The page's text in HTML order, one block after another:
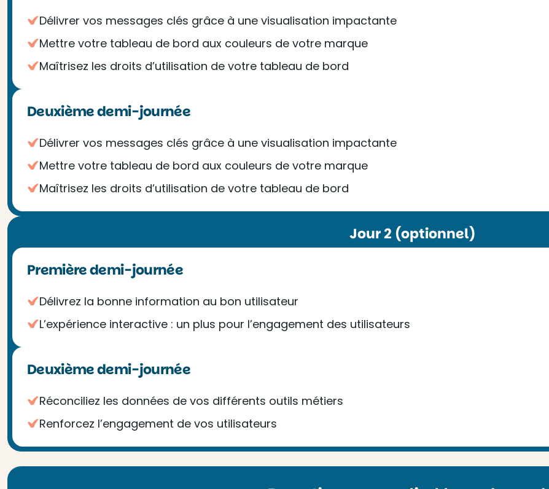
Délivrer vos messages clés grâce à une visualisation impactante
Mettre votre tableau de bord aux couleurs de votre marque
Maîtrisez les droits d’utilisation de votre tableau de bord
Deuxième demi-journée
Délivrer vos messages clés grâce à une visualisation impactante
Mettre votre tableau de bord aux couleurs de votre marque
Maîtrisez les droits d’utilisation de votre tableau de bord
Jour 2 (optionnel)
Première demi-journée
Délivrez la bonne information au bon utilisateur
L’expérience interactive : un plus pour l’engagement des utilisateurs
Deuxième demi-journée
Réconciliez les données de vos différents outils métiers
Renforcez l’engagement de vos utilisateurs